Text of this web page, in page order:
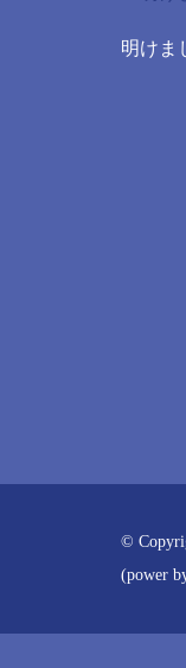
明けま
©
(power